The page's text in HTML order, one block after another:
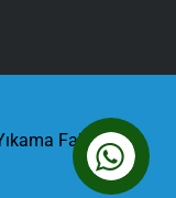
Fabrikası